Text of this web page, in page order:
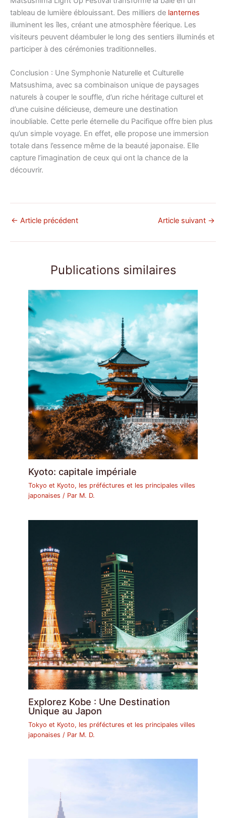
tableau de lumière éblouissant. Des milliers de lanternes
illuminent les îles, créant une atmosphère féerique. Les
visiteurs peuvent déambuler le long des sentiers illuminés et
participer à des cérémonies traditionnelles.
Conclusion : Une Symphonie Naturelle et Culturelle
Matsushima, avec sa combinaison unique de paysages
naturels à couper le souffle, d’un riche héritage culturel et
d’une cuisine délicieuse, demeure une destination
inoubliable. Cette perle éternelle du Pacifique offre bien plus
qu’un simple voyage. En effet, elle propose une immersion
totale dans l’essence même de la beauté japonaise. Elle
capture l’imagination de ceux qui ont la chance de la
découvrir.
← Article précédent Article suivant →
Publications similaires
Kyoto: capitale impériale
Tokyo et Kyoto, les préféctures et les principales villes
japonaises / Par M. D.
Explorez Kobe : Une Destination
Unique au Japon
Tokyo et Kyoto, les préféctures et les principales villes
japonaises / Par M. D.